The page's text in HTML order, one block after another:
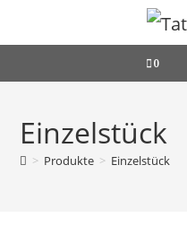
0
Einzelstück
> Produkte > Einzelstück